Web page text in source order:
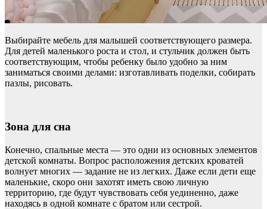
Выбирайте мебель для малышей соответствующего размера.
Для детей маленького роста и стол, и стульчик должен быть
соответствующим, чтобы ребенку было удобно за ним
заниматься своими делами: изготавливать поделки, собирать
пазлы, рисовать.
Зона для сна
Конечно, спальные места — это одни из основных элементов
детской комнаты. Вопрос расположения детских кроватей
волнует многих — задание не из легких. Даже если дети еще
маленькие, скоро они захотят иметь свою личную
территорию, где будут чувствовать себя уединенно, даже
находясь в одной комнате с братом или сестрой.